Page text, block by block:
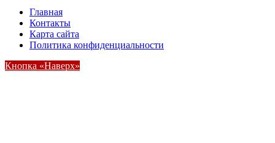
Главная
Контакты
Карта сайта
Политика конфиденциальности
Кнопка «Наверх»